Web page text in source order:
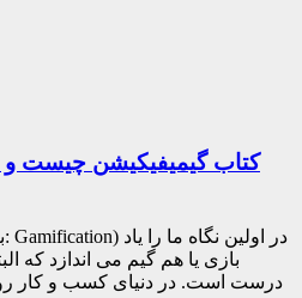
کتاب گیمیفیکیشن چیست و
بازی یا هم گیم می اندازد که
درست است. در دنیای کسب و کار